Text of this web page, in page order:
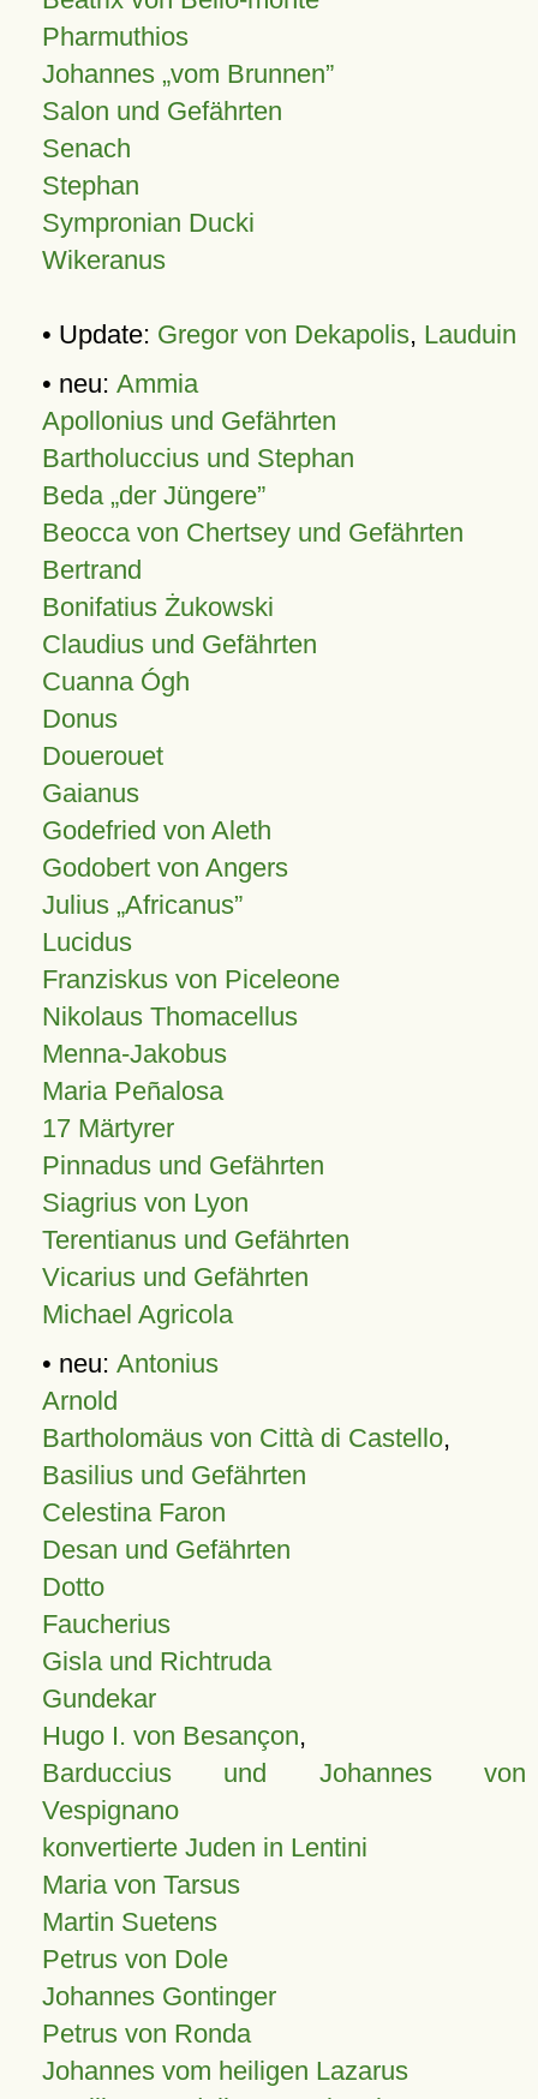
Pharmuthios
Johannes vom Brunnen
Salon und Gefährten
Senach
Stephan
Sympronian Ducki
Wikeranus
• Update: Gregor von Dekapolis, Lauduin
• neu: Ammia
Apollonius und Gefährten
Bartholuccius und Stephan
Beda „der Jüngere”
Beocca von Chertsey und Gefährten
Bertrand
Bonifatius Żukowski
Claudius und Gefährten
Cuanna Ógh
Donus
Douerouet
Gaianus
Godefried von Aleth
Godobert von Angers
Julius Africanus
Lucidus
Franziskus von Piceleone
Nikolaus Thomacellus
Menna-Jakobus
Maria Peñalosa
17 Märtyrer
Pinnadus und Gefährten
Siagrius von Lyon
Terentianus und Gefährten
Vicarius und Gefährten
Michael Agricola
• neu: Antonius
Arnold
Bartholomäus von Città di Castello,
Basilius und Gefährten
Celestina Faron
Desan und Gefährten
Dotto
Faucherius
Gisla und Richtruda
Gundekar
Hugo I. von Besançon,
Barduccius und Johannes von
Vespignano
konvertierte Juden in Lentini
Maria von Tarsus
Martin Suetens
Petrus von Dole
Johannes Gontinger
Petrus von Ronda
Johannes vom heiligen Lazarus